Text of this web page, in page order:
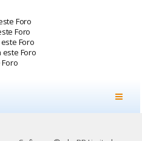
Foro
Foro
Foro
Foro